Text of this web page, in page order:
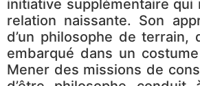
initiative supplémentaire qui
relation naissante. Son
d’un philosophe de terrain,
embarqué dans un
Mener des missions de